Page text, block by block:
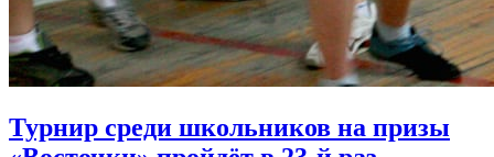
Турнир среди школьников на призы